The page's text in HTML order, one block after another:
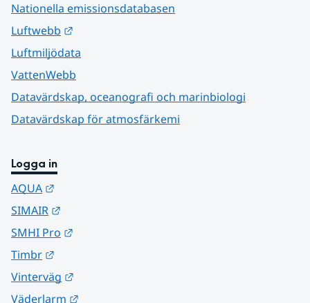
Nationella emissionsdatabasen
Luftwebb
Luftmiljödata
VattenWebb
Datavärdskap, oceanografi och marinbiologi
Datavärdskap för atmosfärkemi
Logga in
AQUA
SIMAIR
SMHI Pro
Timbr
Vinterväg
Väderlarm